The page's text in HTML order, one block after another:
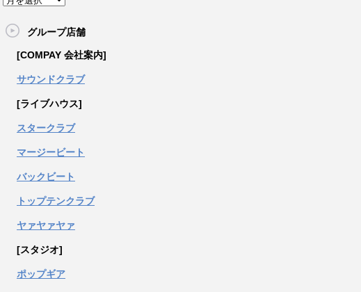
グループ店舗
[COMPAY 会社案内]
サウンドクラブ
[ライブハウス]
スタークラブ
マージービート
バックビート
トップテンクラブ
ヤァヤァヤァ
[スタジオ]
ポップギア